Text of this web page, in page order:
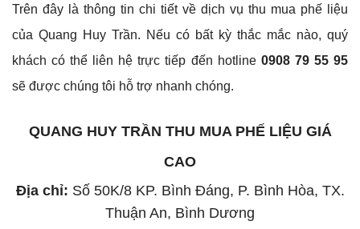
Trên đây là thông tin chi tiết về dịch vụ thu mua phế liệu
của Quang Huy Trần. Nếu có bất kỳ thắc mắc nào, quý
khách có thể liên hệ trực tiếp đến hotline0908 79 55 95
sẽ được chúng tôi hỗ trợ nhanh chóng.
QUANG HUY TRẦN THU MUA PHẾ LIỆU GIÁ
CAO
Địa chỉ: Số 50K/8 KP. Bình Đáng, P. Bình Hòa, TX.
Thuận An, Bình Dương